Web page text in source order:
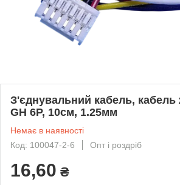
З'єднувальний кабель,
GH 6P, 10см, 1.25мм
Немає в наявності
Код: 100047-2-6
Опт і роздріб
16,60 ₴